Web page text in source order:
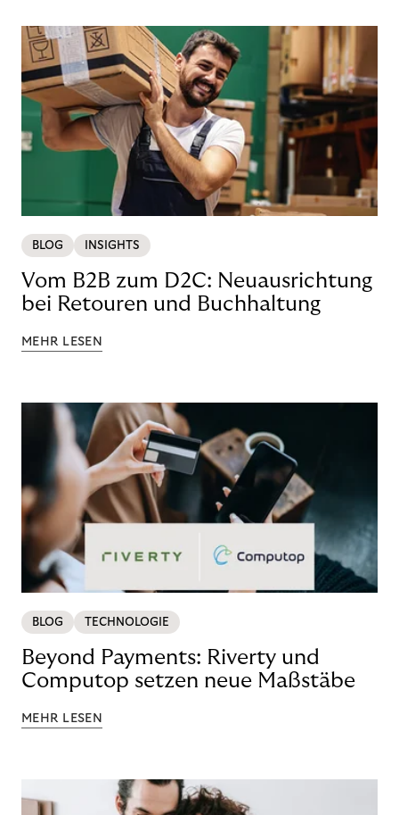
BLOG INSIGHTS
Vom B2B zum D2C: Neuausrichtung
bei Retouren und Buchhaltung
MEHR LESEN
BLOG TECHNOLOGIE
Beyond Payments: Riverty und
Computop setzen neue Maßstäbe
MEHR LESEN